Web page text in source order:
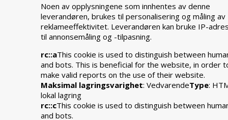
Noen av opplysningene som innhentes av denne
leverandøren, brukes til personalisering og måling av
reklameeffektivitet. Leverandøren kan bruke IP-
til annonsemåling og -tilpasning.
rc::aThis cookie is used to distinguish between
and bots. This is beneficial for the website, in order
make valid reports on the use of their website.
Maksimal lagringsvarighet: VedvarendeType:
lokal lagring
rc::cThis cookie is used to distinguish between
and bots.